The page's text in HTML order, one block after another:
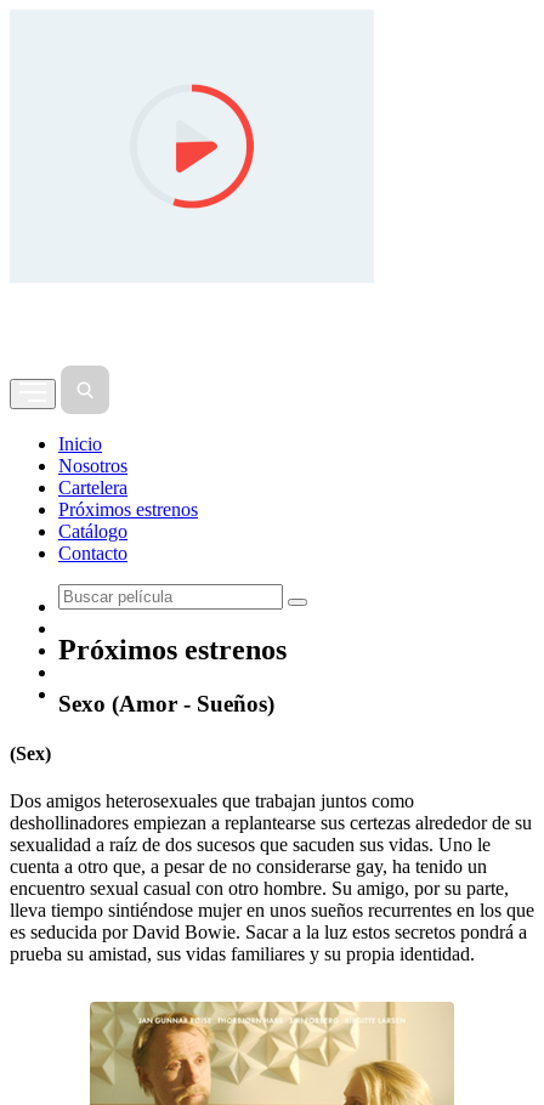
Inicio
Nosotros
Cartelera
Próximos estrenos
Catálogo
Contacto
Próximos estrenos
Sexo (Amor - Sueños)
(Sex)
Dos amigos heterosexuales que trabajan juntos como
deshollinadores empiezan a replantearse sus certezas alrededor de su
sexualidad a raíz de dos sucesos que sacuden sus vidas. Uno le
cuenta a otro que, a pesar de no considerarse gay, ha tenido un
encuentro sexual casual con otro hombre. Su amigo, por su parte,
lleva tiempo sintiéndose mujer en unos sueños recurrentes en los que
es seducida por David Bowie. Sacar a la luz estos secretos pondrá a
prueba su amistad, sus vidas familiares y su propia identidad.